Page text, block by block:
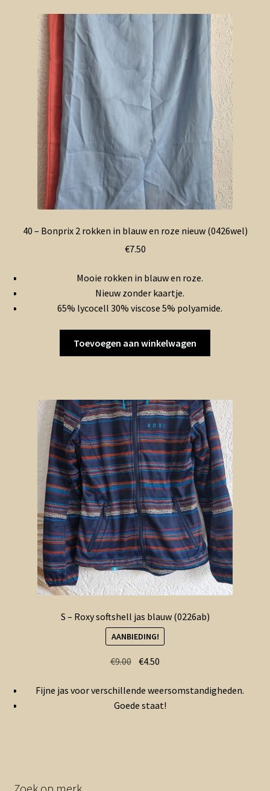
40 – Bonprix 2 rokken in blauw en roze nieuw (0426wel)
€7.50
Mooie rokken in blauw en roze.
Nieuw zonder kaartje.
65% lycocell 30% viscose 5% polyamide.
Toevoegen aan winkelwagen
S – Roxy softshell jas blauw (0226ab)
AANBIEDING!
€9.00 Oorspronkelijke
was:
€9.00.
€4.50
is:
€4.50.
Fijne jas voor verschillende weersomstandigheden.
Goede staat!